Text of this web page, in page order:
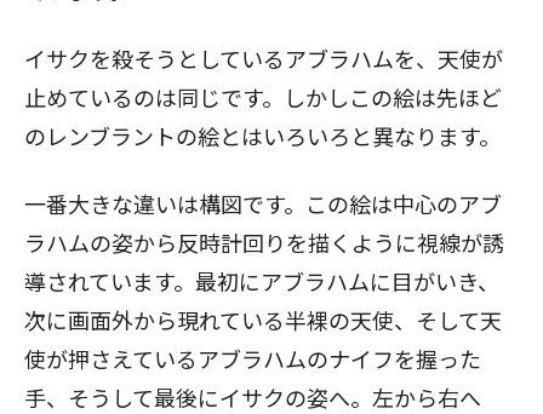
イサクを殺そうとしているアブラハムを、天使が
止めているのは同じです。しかしこの絵は先ほど
のレンブラントの絵とはいろいろと異なります。
一番大きな違いは構図です。この絵は中心のアブ
ラハムの姿から反時計回りを描くように視線が誘
導されています。最初にアブラハムに目がいき、
次に画面外から現れている半裸の天使、そして天
使が押さえているアブラハムのナイフを握った
手、そうして最後にイサクの姿へ。左から右へ